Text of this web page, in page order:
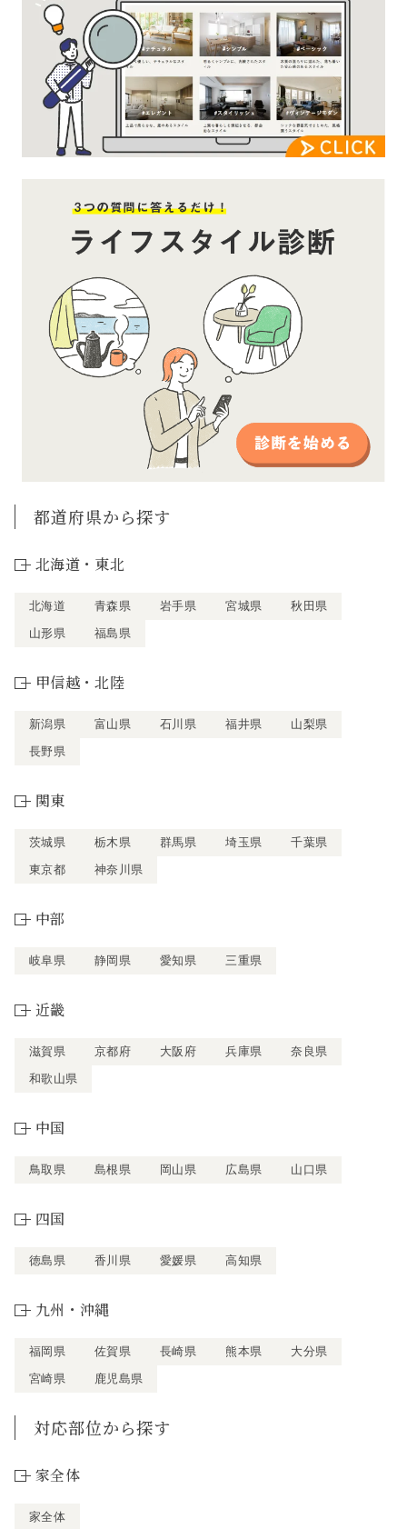
都道府県から探す
北海道・東北
北海道 青森県 岩手県 宮城県
秋田県
山形県
福島県
甲信越・北陸
新潟県 富山県 石川県 福井県
山梨県
長野県
関東
茨城県 栃木県 群馬県 埼玉県
千葉県
東京都
神奈川県
中部
岐阜県 静岡県 愛知県 三重県
近畿
滋賀県 京都府 大阪府 兵庫県
奈良県
和歌山県
中国
鳥取県 島根県 岡山県 広島県 山口県
四国
徳島県 香川県 愛媛県 高知県
九州・沖縄
福岡県 佐賀県 長崎県 熊本県
大分県
宮崎県
鹿児島県
対応部位から探す
家全体
家全体